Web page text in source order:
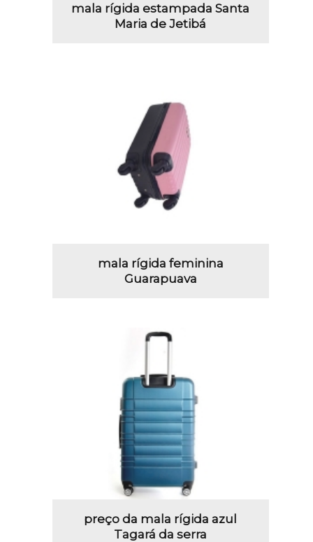
mala rígida estampada Santa
Maria de Jetibá
mala rígida feminina
Guarapuava
preço da mala rígida azul
Tagará da serra